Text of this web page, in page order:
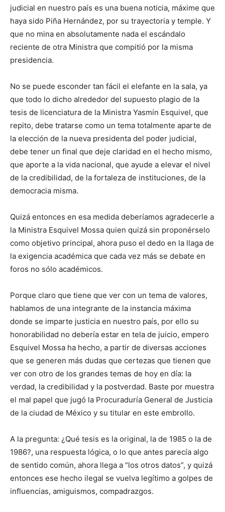
judicial en nuestro país es una buena noticia, máxime que
haya sido Piña Hernández, por su trayectoria y temple. Y
que no mina en absolutamente nada el escándalo
reciente de otra Ministra que compitió por la misma
presidencia.
No se puede esconder tan fácil el elefante en la sala, ya
que todo lo dicho alrededor del supuesto plagio de la
tesis de licenciatura de la Ministra Yasmín Esquivel, que
repito, debe tratarse como un tema totalmente aparte de
la elección de la nueva presidenta del poder judicial,
debe tener un final que deje claridad en el hecho mismo,
que aporte a la vida nacional, que ayude a elevar el nivel
de la credibilidad, de la fortaleza de instituciones, de la
democracia misma.
Quizá entonces en esa medida deberíamos agradecerle a
la Ministra Esquivel Mossa quien quizá sin proponérselo
como objetivo principal, ahora puso el dedo en la llaga de
la exigencia académica que cada vez más se debate en
foros no sólo académicos.
Porque claro que tiene que ver con un tema de valores,
hablamos de una integrante de la instancia máxima
donde se imparte justicia en nuestro país, por ello su
honorabilidad no debería estar en tela de juicio, empero
Esquivel Mossa ha hecho, a partir de diversas acciones
que se generen más dudas que certezas que tienen que
ver con otro de los grandes temas de hoy en día: la
verdad, la credibilidad y la postverdad. Baste por muestra
el mal papel que jugó la Procuraduría General de Justicia
de la ciudad de México y su titular en este embrollo.
A la pregunta: ¿Qué tesis es la original, la de 1985 o la de
1986?, una respuesta lógica, o lo que antes parecía algo
de sentido común, ahora llega a “los otros datos”, y quizá
entonces ese hecho ilegal se vuelva legítimo a golpes de
influencias, amiguismos, compadrazgos.